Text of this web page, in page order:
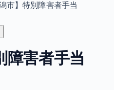
潟市】特別障害者手当
障害者手当